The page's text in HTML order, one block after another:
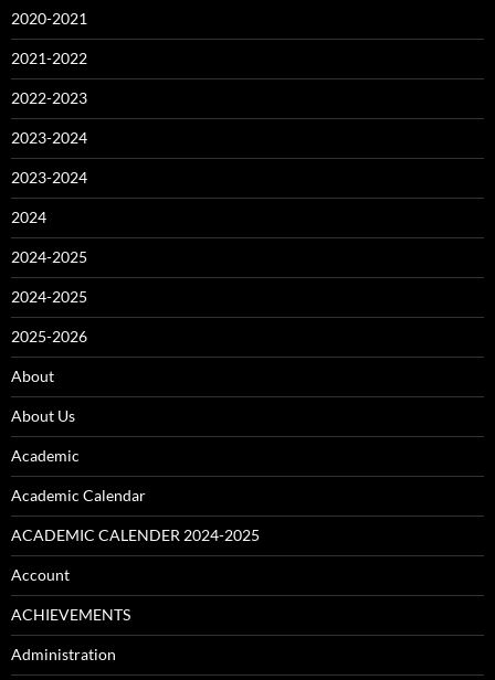
2020-2021
2021-2022
2022-2023
2023-2024
2023-2024
2024
2024-2025
2024-2025
2025-2026
About
About Us
Academic
Academic Calendar
ACADEMIC CALENDER 2024-2025
Account
ACHIEVEMENTS
Administration